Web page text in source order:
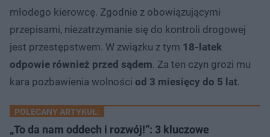
młodego kierowcę. Zgodnie z obowiązującymi
przepisami, niezatrzymanie się do kontroli drogowej
jest przestępstwem. W związku z tym 18-latek
odpowie również przed sądem. Za ten czyn grozi mu
kara pozbawienia wolności od 3 miesięcy do 5 lat.
POLECANY ARTYKUŁ:
„To da nam oddech i rozwój!”: 3 kluczowe